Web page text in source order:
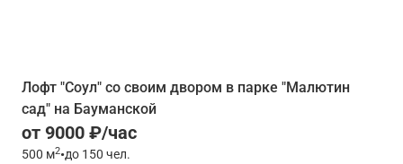
Лофт "Соул" со своим двором в парке "Малютин
сад" на Бауманской
от 9000 ₽/час
500 м2•до 150 чел.